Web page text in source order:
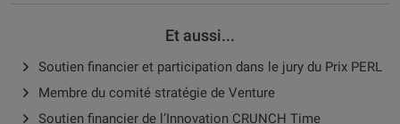
Et aussi...
Soutien financier et participation dans le jury du Prix PERL
Membre du comité stratégie de Venture
Soutien financier de l’Innovation CRUNCH Time